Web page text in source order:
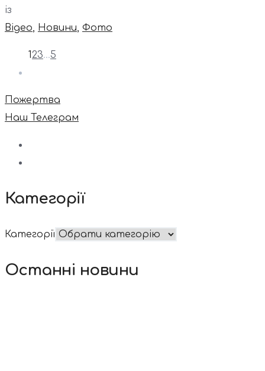
із
Відео, Новини, Фото
123…5
Пожертва
Наш Телеграм
Категорії
Категорії
Останні новини